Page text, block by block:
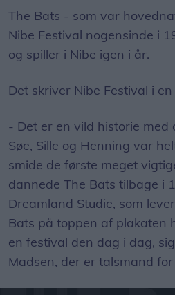
The Bats - som var
Nibe Festival nogensinde i
og spiller i Nibe igen i år.
Det skriver Nibe Festival i
- Det er en vild historie med
Søe, Sille og Henning var
smide de første meget
dannede The Bats tilbage i
Dreamland Studie, som
Bats på toppen af plakaten
en festival den dag i dag,
Madsen, der er talsmand